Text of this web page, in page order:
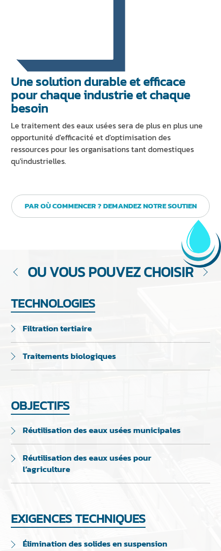
Une solution durable et efficace
pour chaque industrie et chaque
besoin
Le traitement des eaux usées sera de plus en plus une
opportunité d'efficacité et d'optimisation des
ressources pour les organisations tant domestiques
qu'industrielles.
PAR OÙ COMMENCER ? DEMANDEZ NOTRE SOUTIEN
OU VOUS POUVEZ CHOISIR
TECHNOLOGIES
Filtration tertiaire
Traitements biologiques
OBJECTIFS
Réutilisation des eaux usées municipales
Réutilisation des eaux usées pour
l’agriculture
EXIGENCES TECHNIQUES
Élimination des solides en suspension